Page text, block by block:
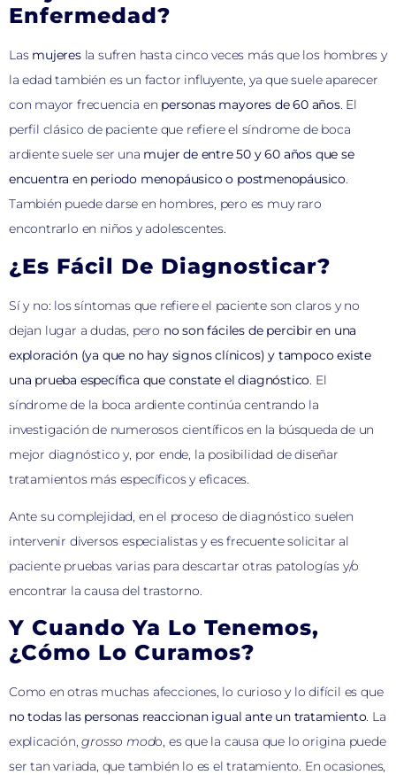
Enfermedad?
Las mujeresla sufren hasta cinco veces más que los hombres y
la edad también es un factor influyente, ya que suele aparecer
con mayor frecuencia en personas mayores de 60 años. El
perfil clásico de paciente que refiere el síndrome de boca
ardiente suele ser una mujer de entre 50 y 60 años que se
encuentra en periodo menopáusico o postmenopáusico.
También puede darse en hombres, pero es muy raro
encontrarlo en niños y adolescentes.
¿Es Fácil De Diagnosticar?
Sí y no: los síntomas que refiere el paciente son claros y no
dejan lugar a dudas, pero no son fáciles de percibir en una
exploración (ya que no hay signos clínicos) y tampoco existe
una prueba específica que constate el diagnóstico. El
síndrome de la boca ardiente continúa centrando la
investigación de numerosos científicos en la búsqueda de un
mejor diagnóstico y, por ende, la posibilidad de diseñar
tratamientos más específicos y eficaces.
Ante su complejidad, en el proceso de diagnóstico suelen
intervenir diversos especialistas y es frecuente solicitar al
paciente pruebas varias para descartar otras patologías y/o
encontrar la causa del trastorno.
Y Cuando Ya Lo Tenemos,
¿cómo Lo Curamos?
Como en otras muchas afecciones, lo curioso y lo difícil es que
no todas las personas reaccionan igual ante un tratamiento. La
explicación,grosso modo, es que la causa que lo origina puede
ser tan variada, que también lo es el tratamiento. En ocasiones,